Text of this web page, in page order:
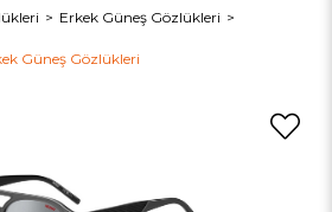
Erkek Güneş Gözlükleri
Güneş Gözlükleri